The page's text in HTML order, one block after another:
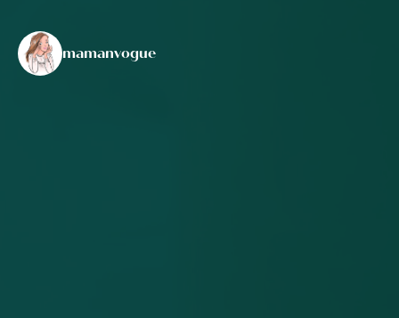
mamanvogue